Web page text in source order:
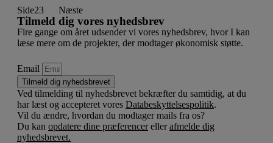
Side23 Næste
Tilmeld dig vores nyhedsbrev
Fire gange om året udsender vi vores nyhedsbrev, hvor I kan
læse mere om de projekter, der modtager økonomisk støtte.
Email
Tilmeld dig nyhedsbrevet
Ved tilmelding til nyhedsbrevet bekræfter du samtidig, at du
har læst og accepteret vores Databeskyttelsespolitik.
Vil du ændre, hvordan du modtager mails fra os?
Du kan opdatere dine præferencerellerafmelde dig
nyhedsbrevet.